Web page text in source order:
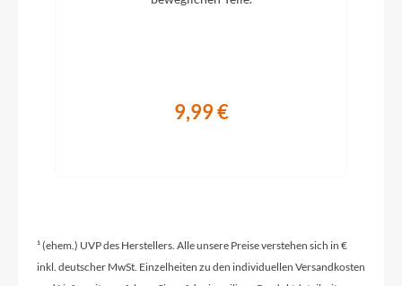
Modelljahr
Griffe
9,99 €
¹ (ehem.) UVP des Herstellers. Alle unsere Preise verstehen sich in €
inkl. deutscher MwSt. Einzelheiten zu den individuellen Versandkosten